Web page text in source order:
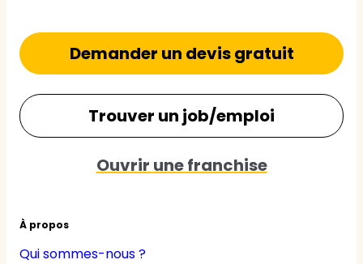
À propos
Qui sommes-nous ?
Demander un devis gratuit
Trouver un job/emploi
Ouvrir une franchise